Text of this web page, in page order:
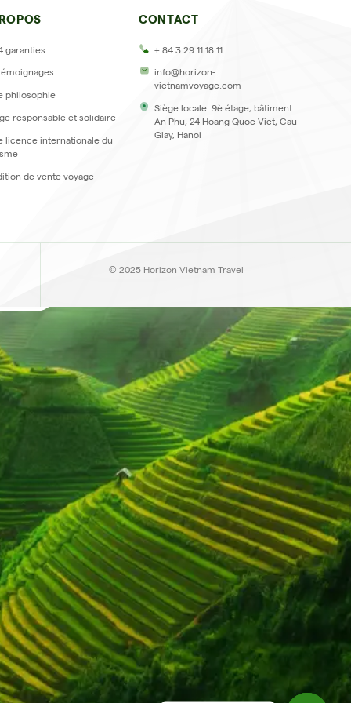
garanties
philosophie
responsable et solidaire
licence internationale du
de vente voyage
CONTACT
+ 84 3 29 11 18 11
info@horizon-
vietnamvoyage.com
Siège locale: 9è étage, bâtiment
An Phu, 24 Hoang Quoc Viet, Cau
Giay, Hanoi
© 2025 Horizon Vietnam Travel